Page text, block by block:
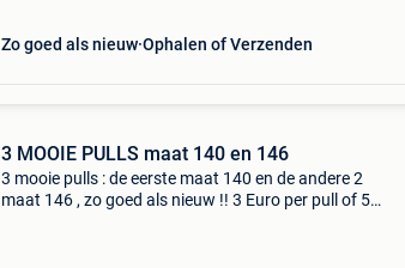
Zo goed als nieuw Ophalen of Verzenden
3 MOOIE PULLS maat 140 en 146
3 mooie pulls : de eerste maat 140 en de andere 2
maat 146 , zo goed als nieuw !! 3 Euro per pull of 5